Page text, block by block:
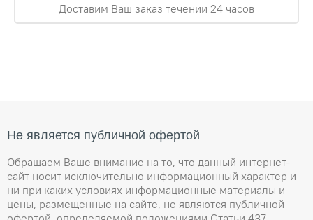
Доставим Ваш заказ течении 24 часов
Не является публичной офертой
Обращаем Ваше внимание на то, что данный интернет-
сайт носит исключительно информационный характер и
ни при каких условиях информационные материалы и
цены, размещенные на сайте, не являются публичной